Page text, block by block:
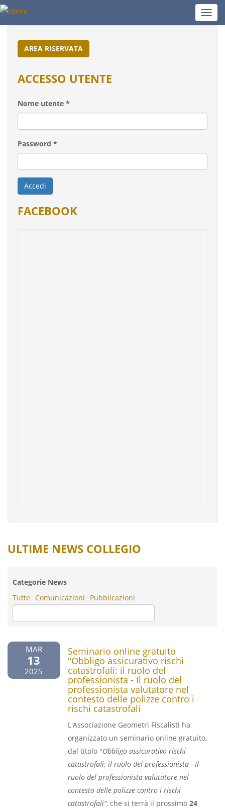
Salta
principaleAREA RISERVATA
ACCESSO UTENTE
Nome utente *
Password *
Accedi
FACEBOOK
ULTIME NEWS COLLEGIO
Categorie News
Tutte Comunicazioni Pubblicazioni
MAR
13
2025
Seminario online gratuito
"Obbligo assicurativo rischi
catastrofali: il ruolo del
professionista - Il ruolo del
professionista valutatore nel
contesto delle polizze contro i
rischi catastrofali
L'Associazione Geometri Fiscalisti ha
organizzato un seminario online gratuito,
dal titolo "Obbligo assicurativo rischi
catastrofali: il ruolo del professionista - Il
ruolo del professionista valutatore nel
contesto delle polizze contro i rischi
catastrofali", che si terrà il prossimo 24